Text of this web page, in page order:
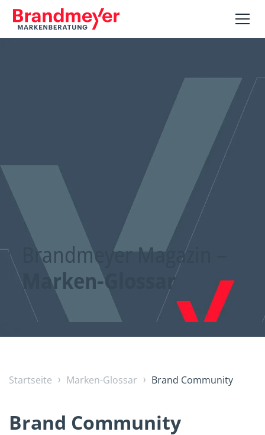
Brandmeyer Magazin –
Marken-Glossar
Startseite Marken-Glossar Brand Community
Brand Community